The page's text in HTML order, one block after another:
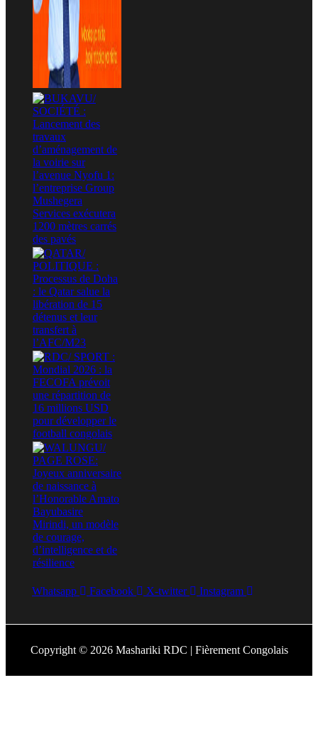
Whatsapp Facebook X-twitter Instagram
Copyright © 2026 Mashariki RDC | Fièrement Congolais